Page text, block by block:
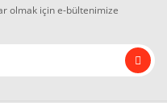
olmak için e-bültenimize